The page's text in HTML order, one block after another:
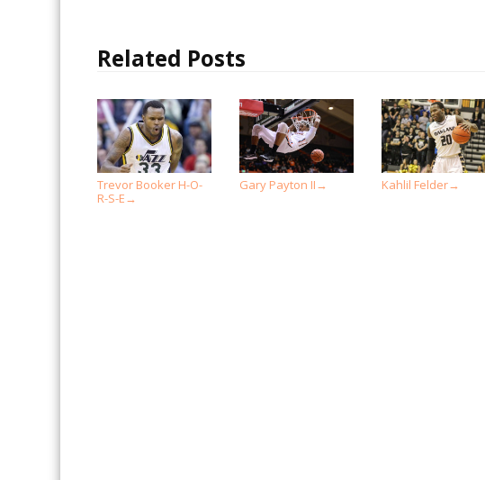
Related Posts
Trevor Booker H-O-
R-S-E →
Gary Payton II → Kahlil Felder→